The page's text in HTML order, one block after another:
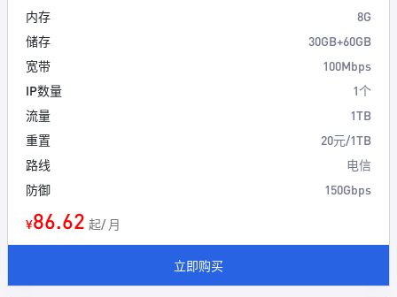
内存
8G
储存
30GB+60GB
宽带
100Mbps
IP数量
1个
流量
1TB
重置
20元/1TB
路线
电信
防御
150Gbps
¥86.62 起/ 月
立即购买